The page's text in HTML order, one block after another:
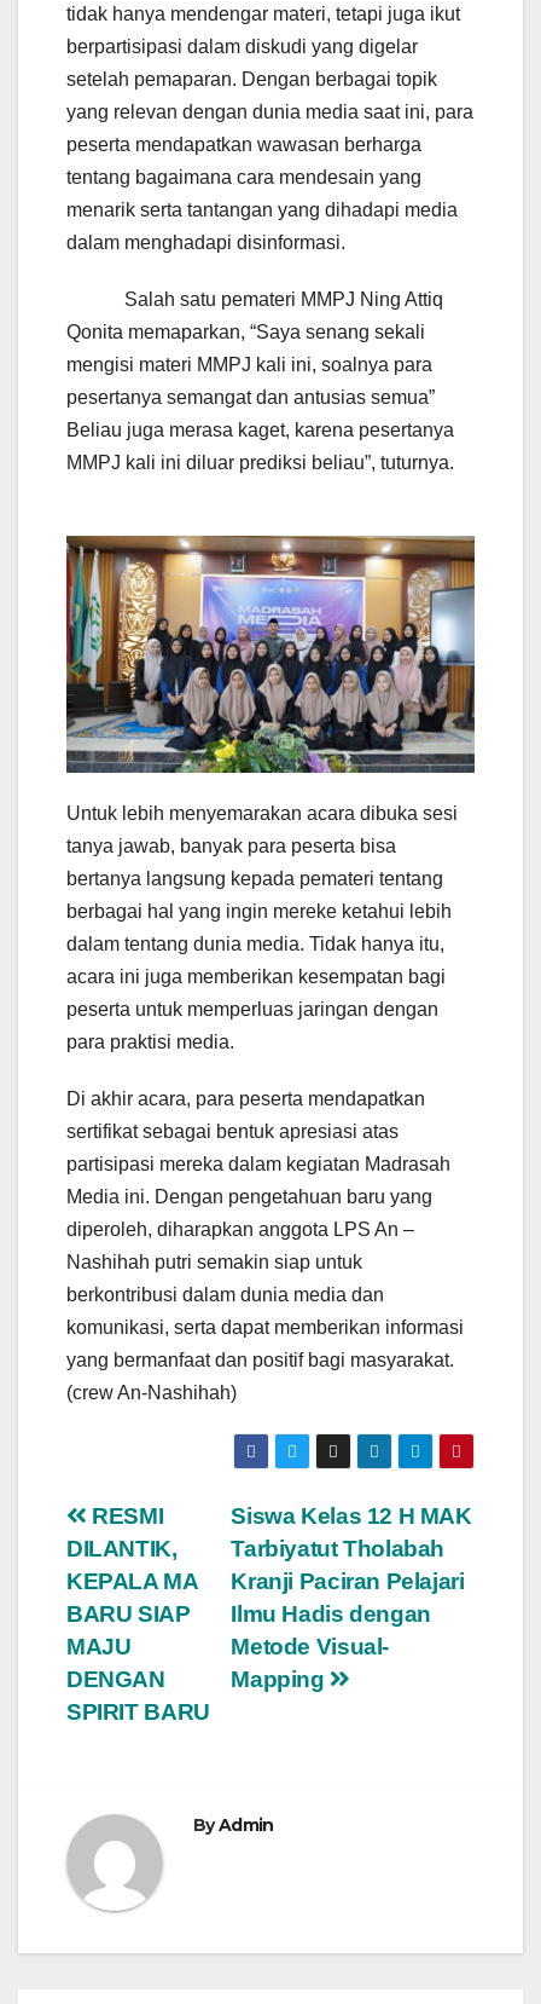
tidak hanya mendengar materi, tetapi juga ikut
berpartisipasi dalam diskudi yang digelar
setelah pemaparan. Dengan berbagai topik
yang relevan dengan dunia media saat ini, para
peserta mendapatkan wawasan berharga
tentang bagaimana cara mendesain yang
menarik serta tantangan yang dihadapi media
dalam menghadapi disinformasi.
Salah satu pemateri MMPJ Ning Attiq
Qonita memaparkan, “Saya senang sekali
mengisi materi MMPJ kali ini, soalnya para
pesertanya semangat dan antusias semua”
Beliau juga merasa kaget, karena pesertanya
MMPJ kali ini diluar prediksi beliau”, tuturnya.
Untuk lebih menyemarakan acara dibuka sesi
tanya jawab, banyak para peserta bisa
bertanya langsung kepada pemateri tentang
berbagai hal yang ingin mereke ketahui lebih
dalam tentang dunia media. Tidak hanya itu,
acara ini juga memberikan kesempatan bagi
peserta untuk memperluas jaringan dengan
para praktisi media.
Di akhir acara, para peserta mendapatkan
sertifikat sebagai bentuk apresiasi atas
partisipasi mereka dalam kegiatan Madrasah
Media ini. Dengan pengetahuan baru yang
diperoleh, diharapkan anggota LPS An –
Nashihah putri semakin siap untuk
berkontribusi dalam dunia media dan
komunikasi, serta dapat memberikan informasi
yang bermanfaat dan positif bagi masyarakat.
(crew An-Nashihah)
Post
navigation
Siswa Kelas 12 H MAK
Tarbiyatut Tholabah
Kranji Paciran Pelajari
Ilmu Hadis dengan
Metode Visual-
Mapping
RESMI
DILANTIK,
KEPALA MA
BARU SIAP
MAJU
DENGAN
SPIRIT BARU
ByAdmin